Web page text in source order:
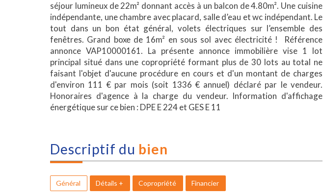
séjour lumineux de 22m² donnant accès à un balcon de 4.80m². Une cuisine
indépendante, une chambre avec placard, salle d’eau et wc indépendant. Le
tout dans un bon état général, volets électriques sur l’ensemble des
fenêtres. Grand boxe de 16m² en sous sol avec électricité ! Référence
annonce VAP10000161. La présente annonce immobilière vise 1 lot
principal situé dans une copropriété formant plus de 30 lots au total ne
faisant l'objet d'aucune procédure en cours et d'un montant de charges
d'environ 111 € par mois (soit 1336 € annuel) déclaré par le vendeur.
Honoraires d'agence à la charge du vendeur. Information d'affichage
énergétique sur ce bien : DPE E 224 et GES E 11
descriptif du bien
Général Détails + Copropriété Financier